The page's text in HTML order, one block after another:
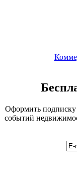
Оформить
событий